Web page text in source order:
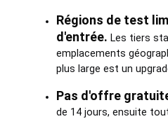
Régions de test
d'entrée. Les tiers
emplacements
plus large est un
Pas d'offre
de 14 jours, ensuite